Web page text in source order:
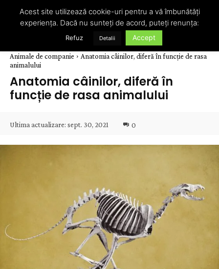
Animale de companie
Anatomia câinilor, diferă în funcție de rasa
animalului
Anatomia câinilor, diferă în
funcție de rasa animalului
Ultima actualizare: sept. 30, 2021 0
Acest site utilizează cookie-uri pentru a vă îmbunătăți
experiența. Dacă nu sunteți de acord, puteți renunța:
Refuz Detalii Accept